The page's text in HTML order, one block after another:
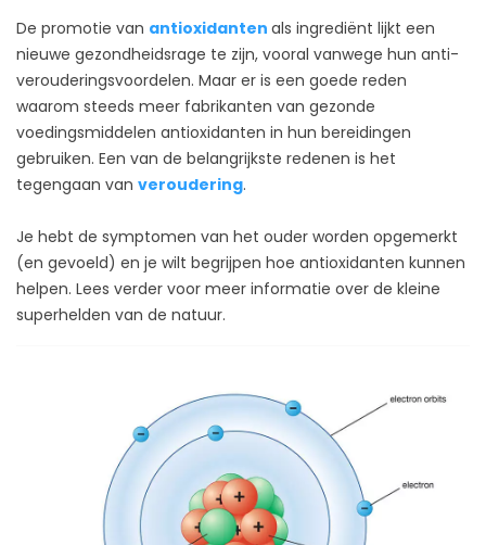
De promotie van antioxidanten als ingrediënt lijkt een
nieuwe gezondheidsrage te zijn, vooral vanwege hun anti-
verouderingsvoordelen. Maar er is een goede reden
waarom steeds meer fabrikanten van gezonde
voedingsmiddelen antioxidanten in hun bereidingen
gebruiken. Een van de belangrijkste redenen is het
tegengaan van veroudering.
Je hebt de symptomen van het ouder worden opgemerkt
(en gevoeld) en je wilt begrijpen hoe antioxidanten kunnen
helpen. Lees verder voor meer informatie over de kleine
superhelden van de natuur.